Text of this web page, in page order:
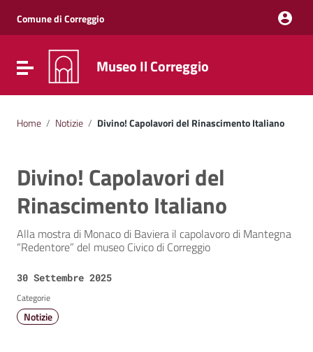
Vai al menu di navigazione
Vai al footer
Comune di Correggio
Attiva / disattiva la navigazione
Museo Il Correggio
Home / Notizie / Divino! Capolavori del Rinascimento Italiano
Divino! Capolavori del
Rinascimento Italiano
Alla mostra di Monaco di Baviera il capolavoro di Mantegna
“Redentore” del museo Civico di Correggio
Data:
30 Settembre 2025
Categorie
Notizie